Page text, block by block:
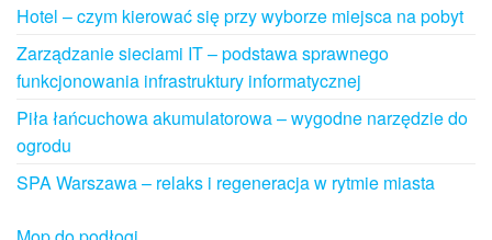
Hotel – czym kierować się przy wyborze miejsca na pobyt
Zarządzanie sieciami IT – podstawa sprawnego
funkcjonowania infrastruktury informatycznej
Piła łańcuchowa akumulatorowa – wygodne narzędzie do
ogrodu
SPA Warszawa – relaks i regeneracja w rytmie miasta